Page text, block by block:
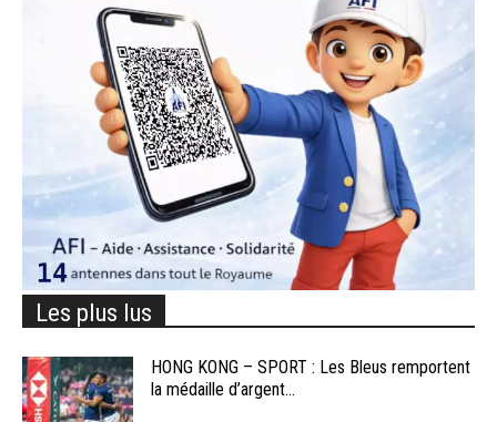
Les plus lus
HONG KONG – SPORT : Les Bleus remportent
la médaille d’argent...